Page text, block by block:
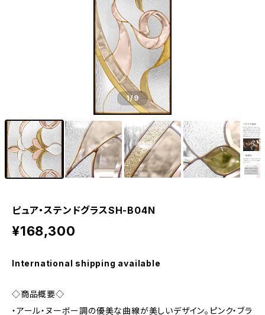
1/9
ピュア・ステンドグラスSH-B04N
¥168,300
International shipping available
◇商品概要◇
・アール・ヌーボー調の優美な曲線が美しいデザイン。ピンク・ブラ